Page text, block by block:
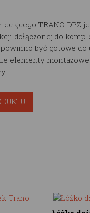
TRANO DPZ
dołączonej do
być gotowe do
elementy